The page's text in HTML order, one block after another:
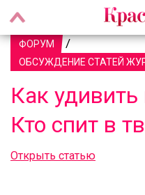
ФОРУМ /
ОБСУЖДЕНИЕ СТАТЕЙ
Как
Кто спит в
Открыть статью